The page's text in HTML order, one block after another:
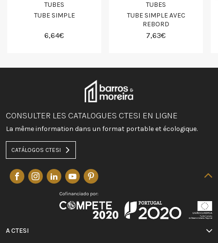
TUBES
TUBE SIMPLE
6,64€
TUBES
TUBE SIMPLE AVEC
REBORD
7,63€
CONSULTER LES CATALOGUES CTESI EN LIGNE
La même information dans un format portable et écologique.
CATÁLOGOS CTESI
A CTESI